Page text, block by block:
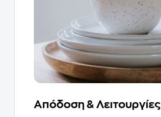
Απόδοση & Λειτουργίες